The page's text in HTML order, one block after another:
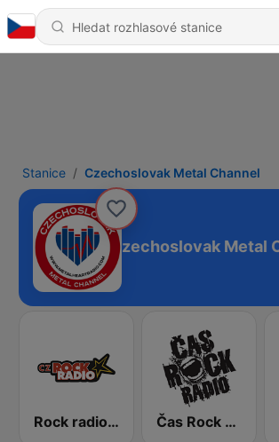
Stanice Czechoslovak Metal Channel
Czechoslovak Metal
Rock radio – CZ Rock Čas Rock Radio